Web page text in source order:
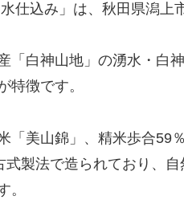
仕込み」は、秋田県潟
「白神山地」の湧水・白
特徴です。
「美山錦」、精米歩合59％
式製法で造られており、
。